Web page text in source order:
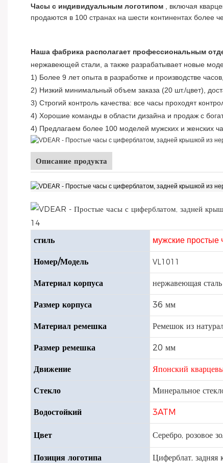
Часы с индивидуальным логотипом , включая
продаются в 100 странах на шести континентах более
Наша фабрика располагает профессиональным
нержавеющей стали, а также разрабатывает новые
1) Более 9 лет опыта в разработке и производстве
2) Низкий минимальный объем заказа (20 шт./цвет),
3) Строгий контроль качества: все часы проходят
4) Хорошие команды в области дизайна и продаж с
4) Предлагаем более 100 моделей мужских и женских
Описание продукта
стиль мужские простые
Номер/Модель VL1011
Материал корпуса нержавеющая
Размер корпуса 36 мм
Материал ремешка Ремешок из
Размер ремешка 20 мм
Движение Японский
Стекло Минеральное
Водостойкий 3ATM
Цвет Серебро, розовое
Позиция логотипа Циферблат, задняя